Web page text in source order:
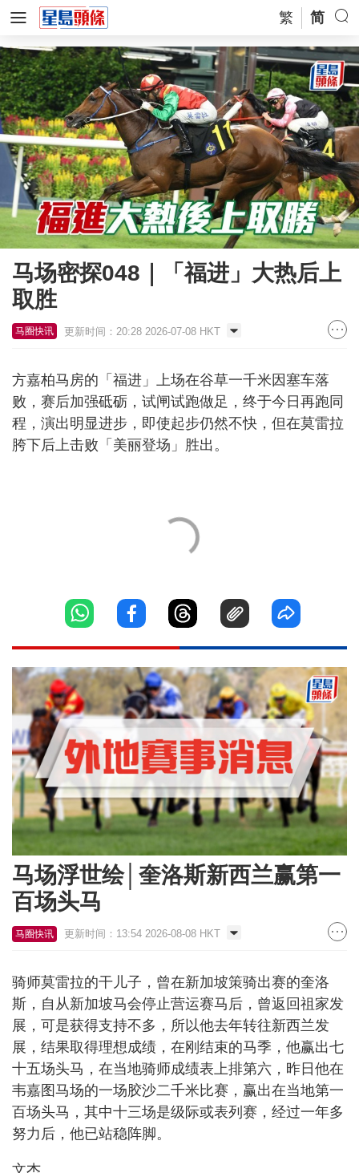
繁 简
马场密探048｜「福进」大热后上
取胜
马圈快讯 更新时间：20:28 2026-07-08 HKT
方嘉柏马房的「福进」上场在谷草一千米因塞车落
败，赛后加强砥砺，试闸试跑做足，终于今日再跑同
程，演出明显进步，即使起步仍然不快，但在莫雷拉
胯下后上击败「美丽登场」胜出。
马场浮世绘│奎洛斯新西兰赢第一
百场头马
马圈快讯 更新时间：13:54 2026-08-08 HKT
骑师莫雷拉的干儿子，曾在新加坡策骑出赛的奎洛
斯，自从新加坡马会停止营运赛马后，曾返回祖家发
展，可是获得支持不多，所以他去年转往新西兰发
展，结果取得理想成绩，在刚结束的马季，他赢出七
十五场头马，在当地骑师成绩表上排第六，昨日他在
韦嘉图马场的一场胶沙二千米比赛，赢出在当地第一
百场头马，其中十三场是级际或表列赛，经过一年多
努力后，他已站稳阵脚。